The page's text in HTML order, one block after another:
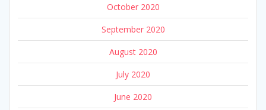
October 2020
September 2020
August 2020
July 2020
June 2020